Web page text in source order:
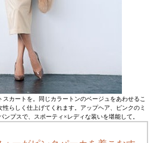
カートを。同じカラートンのベージュをあわせるこ
らしく仕上げてくれます。アップヘア、ピンクのミ
ンプスで、スポーティ×レディな装いを堪能して。